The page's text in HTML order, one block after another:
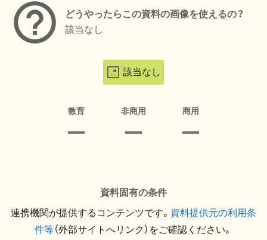
どうやったらこの資料の画像を使えるの？
該当なし
該当なし
教育 非商用 商用
資料固有の条件
連携機関が提供するコンテンツです。 資料提供元の利用条
件等（外部サイトへリンク）をご確認ください。